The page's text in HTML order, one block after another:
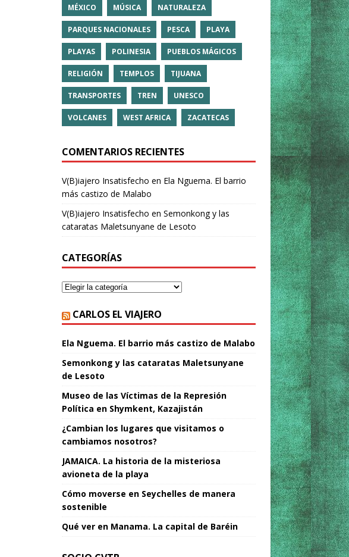
MÉXICO MÚSICA NATURALEZA
PARQUES NACIONALES PESCA PLAYA
PLAYAS POLINESIA PUEBLOS MÁGICOS
RELIGIÓN TEMPLOS TIJUANA
TRANSPORTES TREN UNESCO
VOLCANES WEST AFRICA ZACATECAS
COMENTARIOS RECIENTES
V(B)iajero Insatisfecho en Ela Nguema. El barrio
más castizo de Malabo
V(B)iajero Insatisfecho en Semonkong y las
cataratas Maletsunyane de Lesoto
CATEGORÍAS
CARLOS EL VIAJERO
Ela Nguema. El barrio más castizo de Malabo
Semonkong y las cataratas Maletsunyane
de Lesoto
Museo de las Víctimas de la Represión
Política en Shymkent, Kazajistán
¿Cambian los lugares que visitamos o
cambiamos nosotros?
JAMAICA. La historia de la misteriosa
avioneta de la playa
Cómo moverse en Seychelles de manera
sostenible
Qué ver en Manama. La capital de Baréin